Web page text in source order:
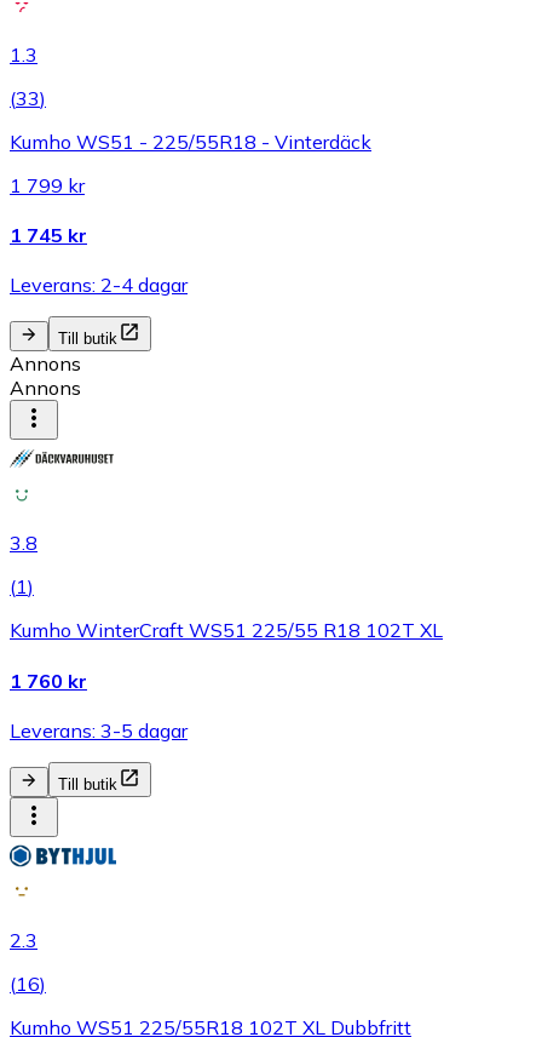
1.3
(33)
Kumho WS51 - 225/55R18 - Vinterdäck
1 799 kr
1 745 kr
Leverans: 2-4 dagar
Till butik
Annons
Annons
3.8
(1)
Kumho WinterCraft WS51 225/55 R18 102T XL
1 760 kr
Leverans: 3-5 dagar
Till butik
2.3
(16)
Kumho WS51 225/55R18 102T XL Dubbfritt